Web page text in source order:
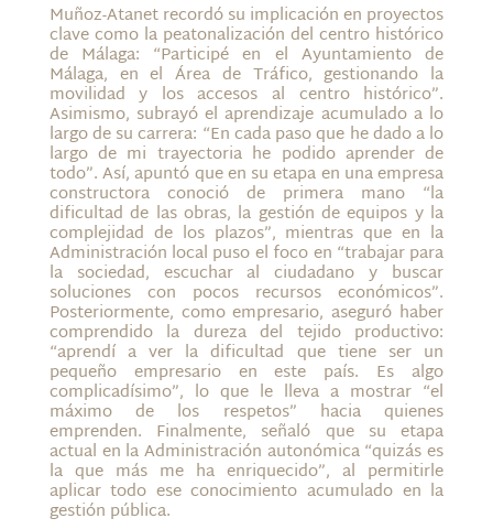
Muñoz-Atanet recordó su implicación en proyectos
clave como la peatonalización del centro histórico
de Málaga: “Participé en el Ayuntamiento de
Málaga, en el Área de Tráfico, gestionando la
movilidad y los accesos al centro histórico”.
Asimismo, subrayó el aprendizaje acumulado a lo
largo de su carrera: “En cada paso que he dado a lo
largo de mi trayectoria he podido aprender de
todo”. Así, apuntó que en su etapa en una empresa
constructora conoció de primera mano “la
dificultad de las obras, la gestión de equipos y la
complejidad de los plazos”, mientras que en la
Administración local puso el foco en “trabajar para
la sociedad, escuchar al ciudadano y buscar
soluciones con pocos recursos económicos”.
Posteriormente, como empresario, aseguró haber
comprendido la dureza del tejido productivo:
“aprendí a ver la dificultad que tiene ser un
pequeño empresario en este país. Es algo
complicadísimo”, lo que le lleva a mostrar “el
máximo de los respetos” hacia quienes
emprenden. Finalmente, señaló que su etapa
actual en la Administración autonómica “quizás es
la que más me ha enriquecido”, al permitirle
aplicar todo ese conocimiento acumulado en la
gestión pública.